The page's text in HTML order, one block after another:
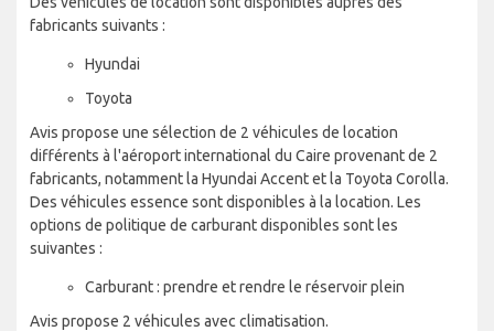
fabricants suivants :
Hyundai
Toyota
Avis propose une sélection de 2 véhicules de location
différents à l'aéroport international du Caire provenant de 2
fabricants, notamment la Hyundai Accent et la Toyota Corolla.
Des véhicules essence sont disponibles à la location. Les
options de politique de carburant disponibles sont les
suivantes :
Carburant : prendre et rendre le réservoir plein
Avis propose 2 véhicules avec climatisation.